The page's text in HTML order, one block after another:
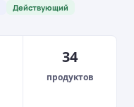
Действующий
34
продуктов